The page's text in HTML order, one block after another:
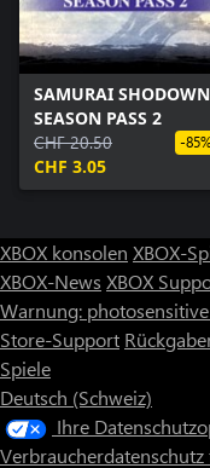
SAMURAI SHODOWN
SEASON PASS 2
CHF 20.50
CHF 3.05
-
XBOX konsolen XBOX-
XBOX-News XBOX
Warnung:
Store-Support
Spiele
Deutsch (Schweiz)
Ihre